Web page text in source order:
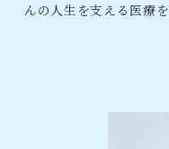
んの人生を支える医療